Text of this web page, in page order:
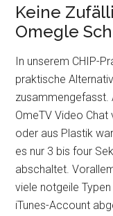
Keine
Omegle
In unserem CHIP-
praktische
zusammengefasst.
OmeTV Video Chat
oder aus Plastik
es nur 3 bis four
abschaltet.
viele notgeile
iTunes-Account